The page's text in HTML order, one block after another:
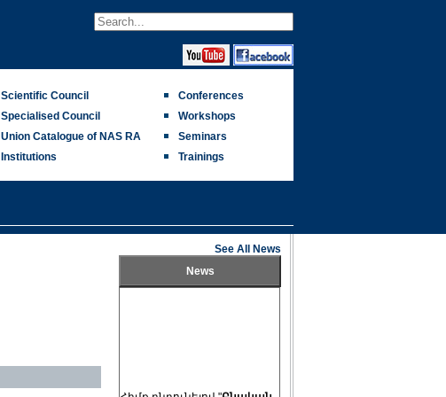
Scientific Council
Specialised Council
Union Catalogue of NAS RA
Institutions
Conferences
Workshops
Seminars
Trainings
See All News
News